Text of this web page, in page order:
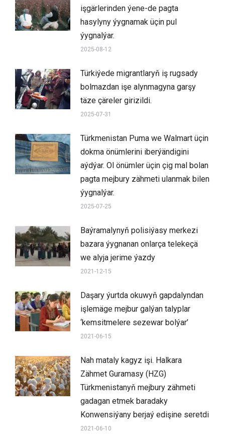
işgärlerinden ýene-de pagta
hasylyny ýygnamak üçin pul
ýygnalýar.
2025-08-12
Türkiýede migrantlaryň iş rugsady
bolmazdan işe alynmagyna garşy
täze çäreler girizildi.
2025-07-31
Türkmenistan Puma we Walmart üçin
dokma önümlerini iberýändigini
aýdýar. Ol önümler üçin çig mal bolan
pagta mejbury zähmeti ulanmak bilen
ýygnalýar.
2025-07-25
Baýramalynyň polisiýasy merkezi
bazara ýygnanan onlarça telekeçä
we alyja jerime ýazdy
2021-12-15
Daşary ýurtda okuwyň gapdalyndan
işlemäge mejbur galýan talyplar
‘kemsitmelere sezewar bolýar’
2021-06-15
Nah mataly kagyz işi. Halkara
Zähmet Guramasy (HZG)
Türkmenistanyň mejbury zähmeti
gadagan etmek baradaky
Konwensiýany berjaý edişine seretdi
2021-06-10